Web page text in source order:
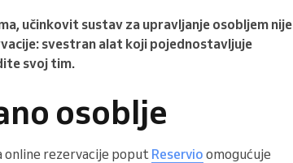
učinkovit sustav za upravljanje osobljem nije
svestran alat koji pojednostavljuje
svoj tim.
osoblje
online rezervacije poput Reservio omogućuje